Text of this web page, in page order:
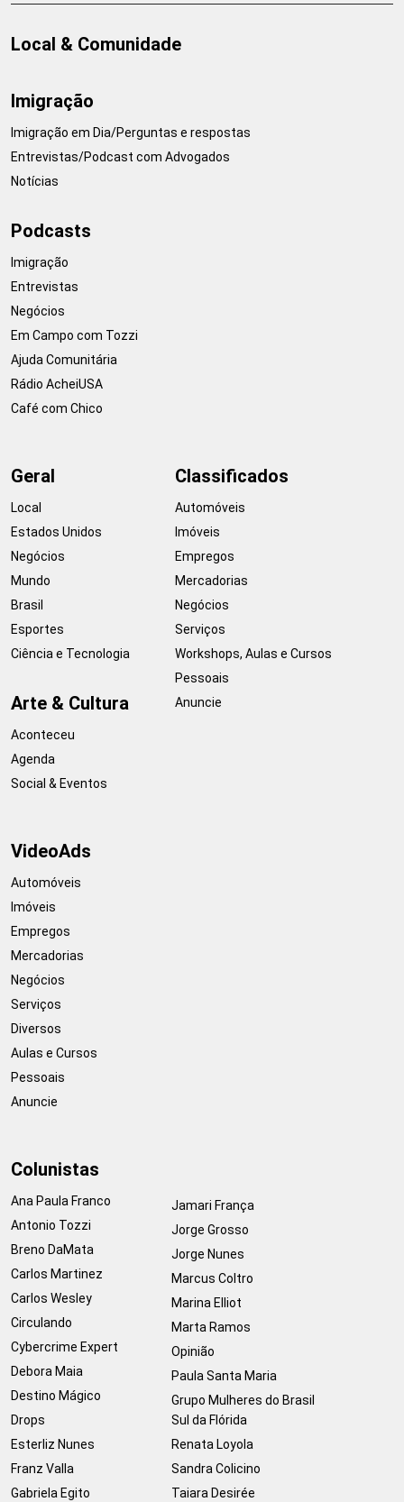
Local & Comunidade
Imigração
Imigração em Dia/Perguntas e respostas
Entrevistas/Podcast com Advogados
Notícias
Podcasts
Imigração
Entrevistas
Negócios
Em Campo com Tozzi
Ajuda Comunitária
Rádio AcheiUSA
Café com Chico
Geral
Local
Estados Unidos
Negócios
Mundo
Brasil
Esportes
Ciência e Tecnologia
Arte & Cultura
Aconteceu
Agenda
Social & Eventos
Classificados
Automóveis
Imóveis
Empregos
Mercadorias
Negócios
Serviços
Workshops, Aulas e Cursos
Pessoais
Anuncie
VideoAds
Automóveis
Imóveis
Empregos
Mercadorias
Negócios
Serviços
Diversos
Aulas e Cursos
Pessoais
Anuncie
Colunistas
Ana Paula Franco
Antonio Tozzi
Breno DaMata
Carlos Martinez
Carlos Wesley
Circulando
Cybercrime Expert
Debora Maia
Destino Mágico
Drops
Esterliz Nunes
Franz Valla
Gabriela Egito
Jamari França
Jorge Grosso
Jorge Nunes
Marcus Coltro
Marina Elliot
Marta Ramos
Opinião
Paula Santa Maria
Grupo Mulheres do Brasil
Sul da Flórida
Renata Loyola
Sandra Colicino
Taiara Desirée